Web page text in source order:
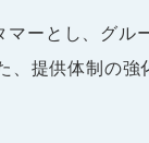
ーとし、グル
提供体制の